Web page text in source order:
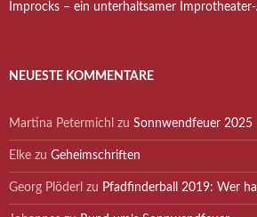
Improcks – ein unterhaltsamer
NEUESTE KOMMENTARE
Martina Petermichl zu Sonnwendfeuer 2025
Elke zu Geheimschriften
Georg Plöderl zu Pfadfinderball 2019: Wer